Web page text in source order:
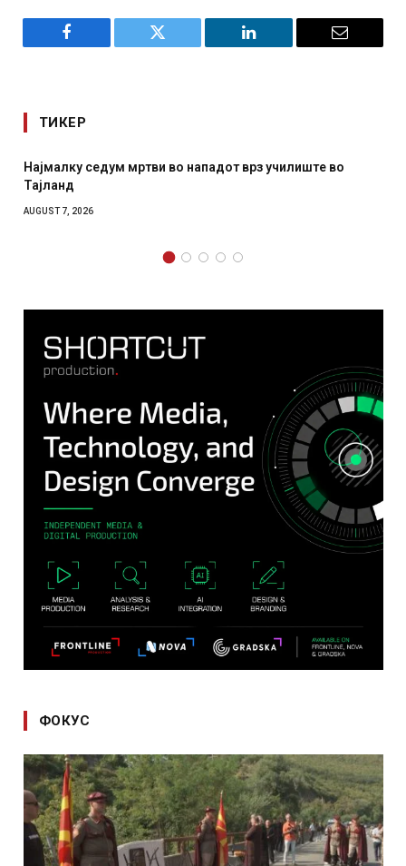
Facebook Twitter LinkedIn Email
ТИКЕР
во нападот врз училиште во
СОЗИС: Украинците
ФОКУС